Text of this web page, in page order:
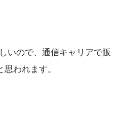
いので、通信キャリアで販
われます。